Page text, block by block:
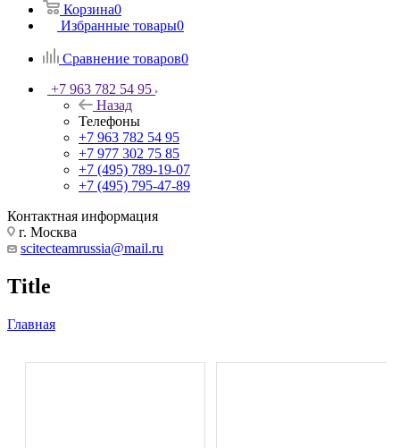
Корзина0
Избранные товары0
Сравнение товаров0
+7 963 782 54 95
Назад
Телефоны
+7 963 782 54 95
+7 977 302 75 85
+7 (495) 789-19-07
+7 (495) 795-47-89
Контактная информация
г. Москва
scitecteamrussia@mail.ru
Title
Главная